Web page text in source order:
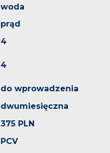
woda
prąd
4
4
do wprowadzenia
dwumiesięczna
375 PLN
PCV